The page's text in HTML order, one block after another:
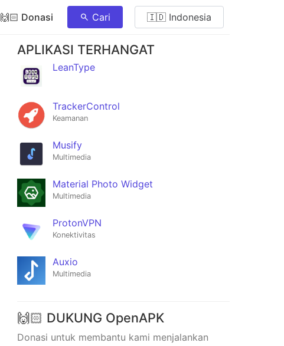
🙌🏻 Donasi Cari 🇮🇩 Indonesia
APLIKASI TERHANGAT
LeanType
TrackerControl
Keamanan
Musify
Multimedia
Material Photo Widget
Multimedia
ProtonVPN
Konektivitas
Auxio
Multimedia
🙌🏻 DUKUNG OpenAPK
Donasi untuk membantu kami menjalankan